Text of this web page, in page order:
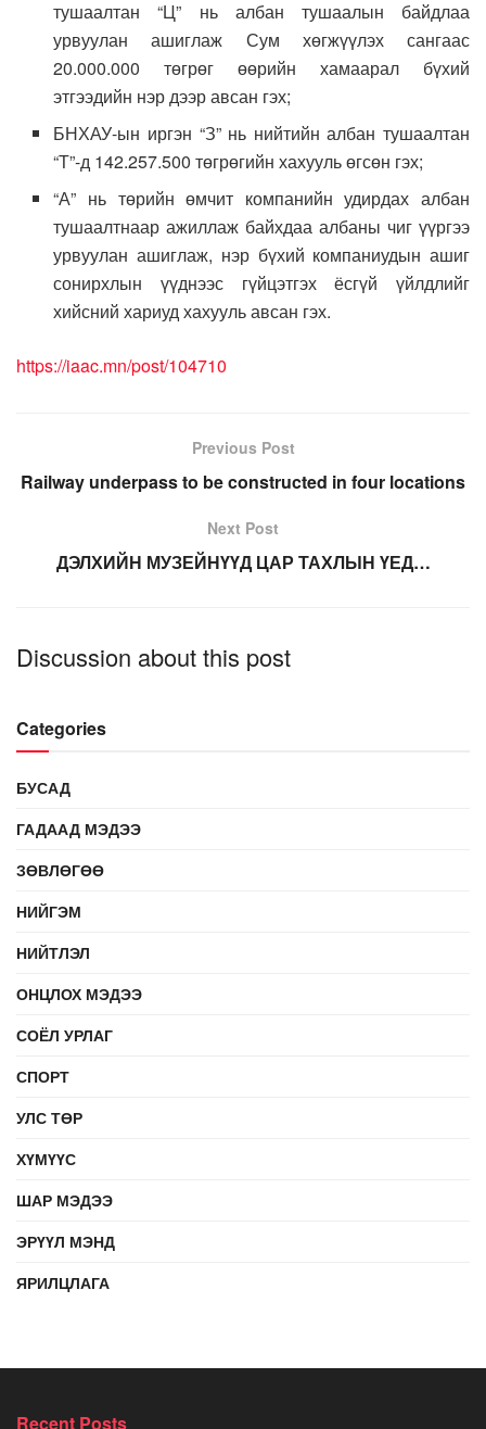
тушаалтан “Ц” нь албан тушаалын байдлаа
урвуулан ашиглаж Сум хөгжүүлэх сангаас
20.000.000 төгрөг өөрийн хамаарал бүхий
этгээдийн нэр дээр авсан гэх;
БНХАУ-ын иргэн “З” нь нийтийн албан тушаалтан
“Т”-д 142.257.500 төгрөгийн хахууль өгсөн гэх;
“А” нь төрийн өмчит компанийн удирдах албан
тушаалтнаар ажиллаж байхдаа албаны чиг үүргээ
урвуулан ашиглаж, нэр бүхий компаниудын ашиг
сонирхлын үүднээс гүйцэтгэх ёсгүй үйлдлийг
хийсний хариуд хахууль авсан гэх.
https://iaac.mn/post/104710
Previous Post
Railway underpass to be constructed in four locations
Next Post
ДЭЛХИЙН МУЗЕЙНҮҮД ЦАР ТАХЛЫН ҮЕД…
Discussion about this post
Categories
БУСАД
ГАДААД МЭДЭЭ
ЗӨВЛӨГӨӨ
НИЙГЭМ
НИЙТЛЭЛ
ОНЦЛОХ МЭДЭЭ
СОЁЛ УРЛАГ
СПОРТ
УЛС ТӨР
ХҮМҮҮС
ШАР МЭДЭЭ
ЭРҮҮЛ МЭНД
ЯРИЛЦЛАГА
Recent Posts